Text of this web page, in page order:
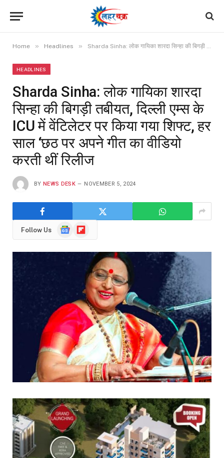
Home » Headlines » Sharda Sinha: लोक गायिका शारदा सिन्हा की बिगड़ी तबीयत, दिल्ली एम्स के ICU में वेंटिलेटर पर किया गया शिफ्ट, हर साल ‘छठ पर अपने गीत का वीडियो करती थीं रिलीज
HEADLINES
Sharda Sinha: लोक गायिका शारदा
सिन्हा की बिगड़ी तबीयत, दिल्ली एम्स के
ICU में वेंटिलेटर पर किया गया शिफ्ट, हर
साल ‘छठ पर अपने गीत का वीडियो
करती थीं रिलीज
BY NEWS DESK NOVEMBER 5, 2024
Follow Us
GoogleFlipboard